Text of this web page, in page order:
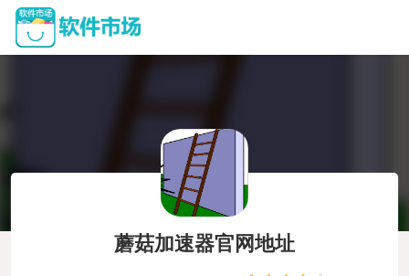
蘑菇加速器官网地址